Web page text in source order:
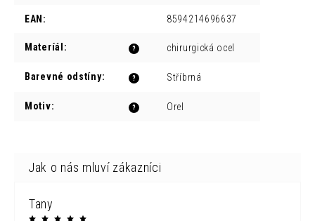
EAN : 8594214696637
?
Materíál : chirurgická ocel
?
Barevné odstíny: Stříbrná
?
Motiv: Orel
Tany